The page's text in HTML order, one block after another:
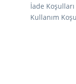
İade Koşulları
Kullanım